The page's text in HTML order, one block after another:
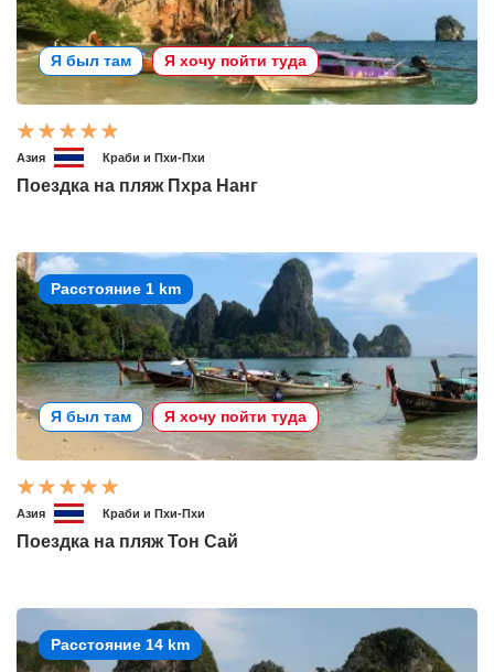
Я был там Я хочу пойти туда
Азия Краби и Пхи-Пхи
Поездка на пляж Пхра Нанг
Расстояние 1 km
Я был там Я хочу пойти туда
Азия Краби и Пхи-Пхи
Поездка на пляж Тон Сай
Расстояние 14 km